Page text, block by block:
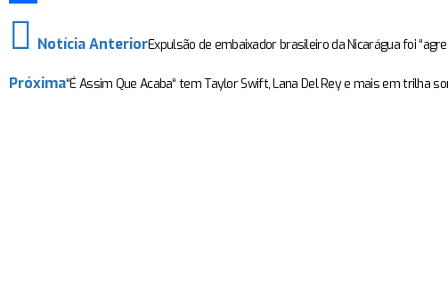
Share
Notícia AnteriorExpulsão de embaixador brasileiro da Nicarágua foi
Próxima“É Assim Que Acaba“ tem Taylor Swift, Lana Del Rey e mais em trilha